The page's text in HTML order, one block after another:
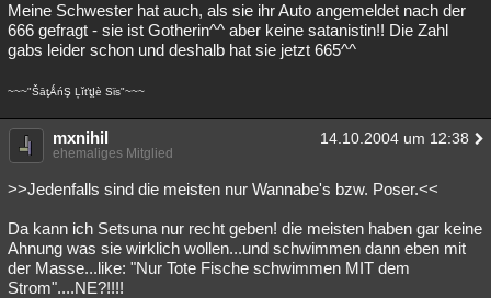
Meine Schwester hat auch, als sie ihr Auto angemeldet nach der
666 gefragt - sie ist Gotherin^^ aber keine satanistin!! Die Zahl
gabs leider schon und deshalb hat sie jetzt 665^^
~~~"ŠāţǺńŞ ĻĭťţĮè Ѕϊѕ"~~~
mxnihil 14.10.2004 um 12:38
ehemaliges Mitglied
>>Jedenfalls sind die meisten nur Wannabe's bzw. Poser.<<
Da kann ich Setsuna nur recht geben! die meisten haben gar keine
Ahnung was sie wirklich wollen...und schwimmen dann eben mit
der Masse...like: "Nur Tote Fische schwimmen MIT dem
Strom"....NE?!!!!